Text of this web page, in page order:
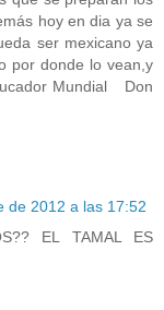
hoy en dia ya se
ser mexicano ya
por donde lo vean,y
Mundial Don
de 2012 a las 17:52
EL TAMAL ES